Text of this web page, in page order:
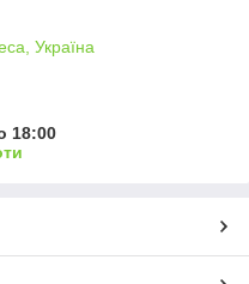
Україна
18:00